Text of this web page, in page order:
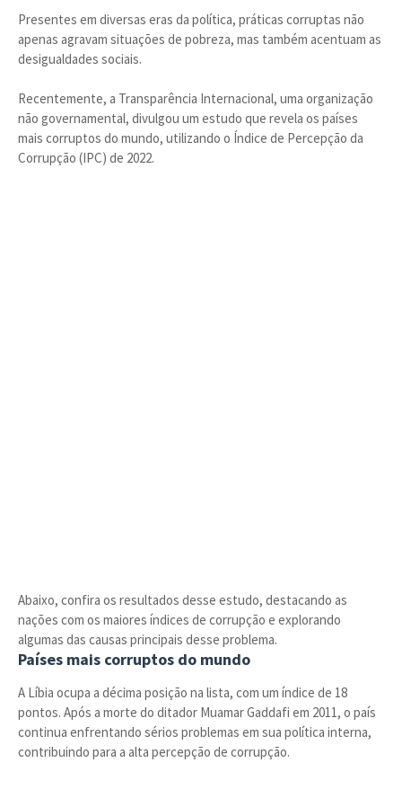
Presentes em diversas eras da política, práticas corruptas não
apenas agravam situações de pobreza, mas também acentuam as
desigualdades sociais.
Recentemente, a Transparência Internacional, uma organização
não governamental, divulgou um estudo que revela os países
mais corruptos do mundo, utilizando o Índice de Percepção da
Corrupção (IPC) de 2022.
Abaixo, confira os resultados desse estudo, destacando as
nações com os maiores índices de corrupção e explorando
algumas das causas principais desse problema.
Países mais corruptos do mundo
A Líbia ocupa a décima posição na lista, com um índice de 18
pontos. Após a morte do ditador Muamar Gaddafi em 2011, o país
continua enfrentando sérios problemas em sua política interna,
contribuindo para a alta percepção de corrupção.